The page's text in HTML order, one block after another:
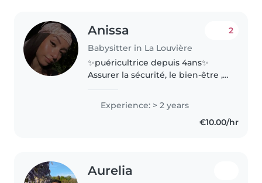
Anissa
Babysitter in La Louvière
2
✨puéricultrice depuis 4ans✨
Assurer la sécurité, le bien-être ,
pendant l'absence des parents.
Experience: > 2 years
€10.00/hr
Aurelia